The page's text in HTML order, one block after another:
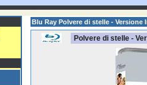
Blu Ray Polvere di stelle - Versione
Polvere di stelle -